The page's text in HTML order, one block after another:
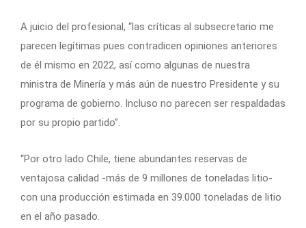
A juicio del profesional, “las críticas al subsecretario me
parecen legítimas pues contradicen opiniones anteriores
de él mismo en 2022, así como algunas de nuestra
ministra de Minería y más aún de nuestro Presidente y su
programa de gobierno. Incluso no parecen ser respaldadas
por su propio partido”.
“Por otro lado Chile, tiene abundantes reservas de
ventajosa calidad -más de 9 millones de toneladas litio-
con una producción estimada en 39.000 toneladas de litio
en el año pasado.